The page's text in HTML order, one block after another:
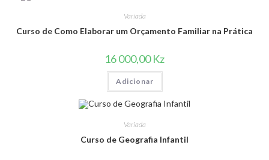
Variada
Curso de Como Elaborar um Orçamento Familiar na Prática
16 000,00Kz
Adicionar
Variada
Curso de Geografia Infantil